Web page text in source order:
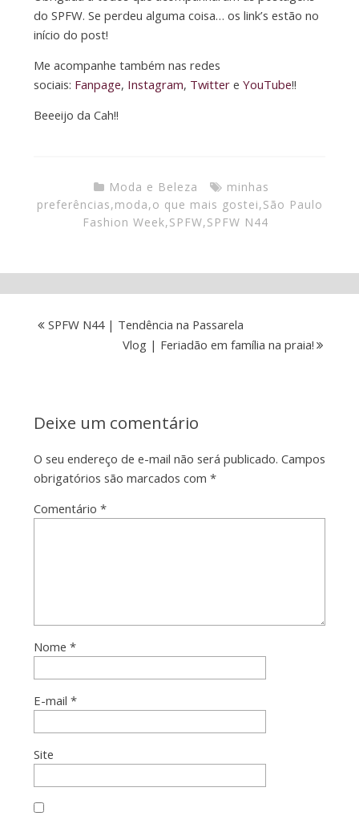
do SPFW. Se perdeu alguma coisa… os link’s estão no
início do post!
Me acompanhe também nas redes
sociais: Fanpage, Instagram, Twittere YouTube!!
Beeeijo da Cah!!
Moda e Beleza
minhas
preferências,moda,o que mais gostei,São Paulo
Fashion Week,SPFW,SPFW N44
SPFW N44 | Tendência na Passarela
Vlog | Feriadão em família na praia!
Deixe um comentário
O seu endereço de e-mail não será publicado. Campos
obrigatórios são marcados com *
Comentário *
Nome *
E-mail *
Site